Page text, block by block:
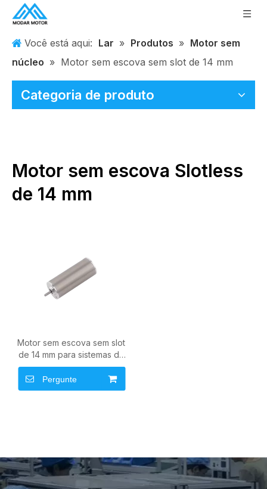
Você está aqui: Lar » Produtos » Motor sem
núcleo » Motor sem escova sem slot de 14 mm
Categoria de produto
Motor sem escova Slotless
de 14 mm
Motor sem escova sem slot
de 14 mm para sistemas de
movimento compactos
Pergunte